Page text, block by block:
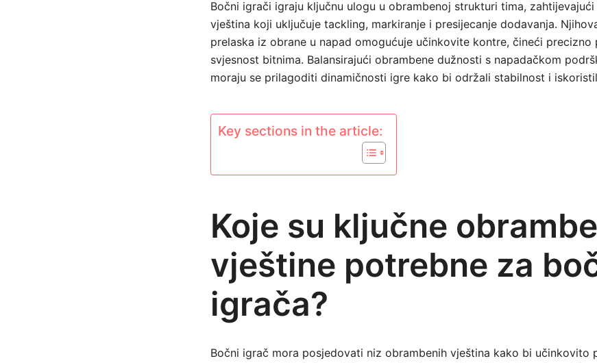
Bočni igrači igraju ključnu ulogu u obrambenoj strukturi tima,
vještina koji uključuje tackling, markiranje i presijecanje dodavanja.
prelaska iz obrane u napad omogućuje učinkovite kontre, čineći precizno
svjesnost bitnima. Balansirajući obrambene dužnosti s napadačkom
moraju se prilagoditi dinamičnosti igre kako bi održali stabilnost i
Key sections in the article:
Koje su ključne
vještine potrebne za
igrača?
Bočni igrač mora posjedovati niz obrambenih vještina kako bi učinkovito